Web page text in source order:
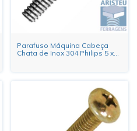
Parafuso Máquina Cabeça
Chata de Inox 304 Philips 5 x